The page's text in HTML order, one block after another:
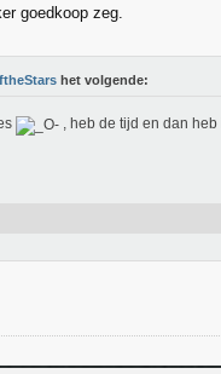
goedkoop zeg.
het volgende:
, heb de tijd en dan heb